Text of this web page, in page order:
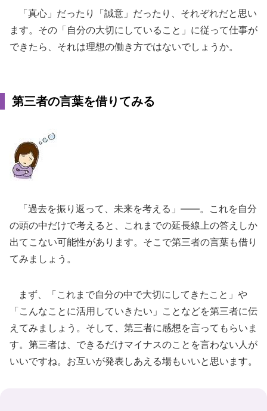
「真心」だったり「誠意」だったり、それぞれだと思い
ます。その「自分の大切にしていること」に従って仕事が
できたら、それは理想の働き方ではないでしょうか。
第三者の言葉を借りてみる
「過去を振り返って、未来を考える」――。これを自分
の頭の中だけで考えると、これまでの延長線上の答えしか
出てこない可能性があります。そこで第三者の言葉も借り
てみましょう。
まず、「これまで自分の中で大切にしてきたこと」や
「こんなことに活用していきたい」ことなどを第三者に伝
えてみましょう。そして、第三者に感想を言ってもらいま
す。第三者は、できるだけマイナスのことを言わない人が
いいですね。お互いが発表しあえる場もいいと思います。